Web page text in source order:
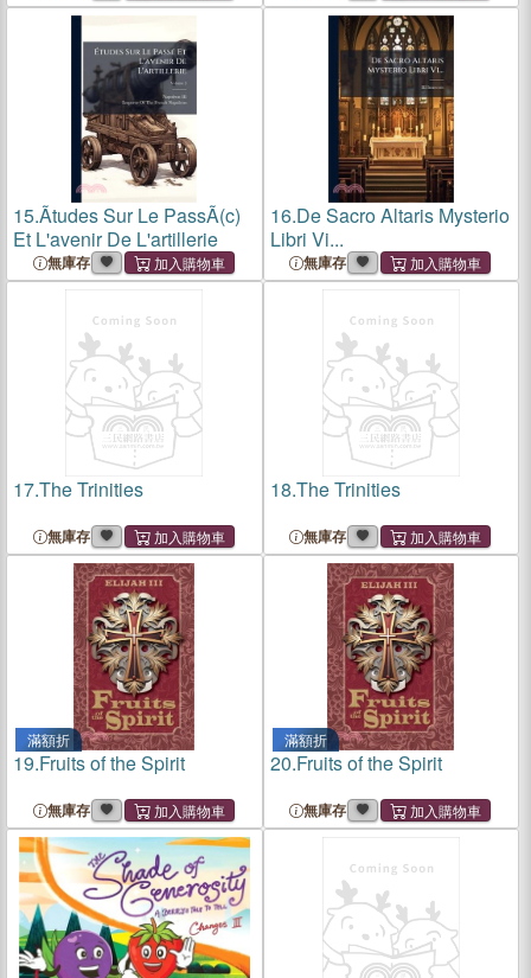
15.Ãtudes Sur Le PassÃ(c)
Et L'avenir De L'artillerie
無庫存
16.De Sacro Altaris Mysterio
Libri Vi...
無庫存
17.The Trinities
無庫存
18.The Trinities
無庫存
滿額折
19.Fruits of the Spirit
無庫存
滿額折
20.Fruits of the Spirit
無庫存